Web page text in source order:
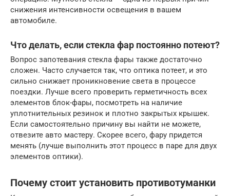
снижения интенсивности освещения в вашем
автомобиле.
Что делать, если стекла фар постоянно потеют?
Вопрос запотевания стекла фары также достаточно
сложен. Часто случается так, что оптика потеет, и это
сильно снижает проникновение света в процессе
поездки. Лучше всего проверить герметичность всех
элементов блок-фары, посмотреть на наличие
уплотнительных резинок и плотно закрытых крышек.
Если самостоятельно причину вы найти не можете,
отвезите авто мастеру. Скорее всего, фару придется
менять (лучше выполнить этот процесс в паре для двух
элементов оптики).
Почему стоит установить противотуманки